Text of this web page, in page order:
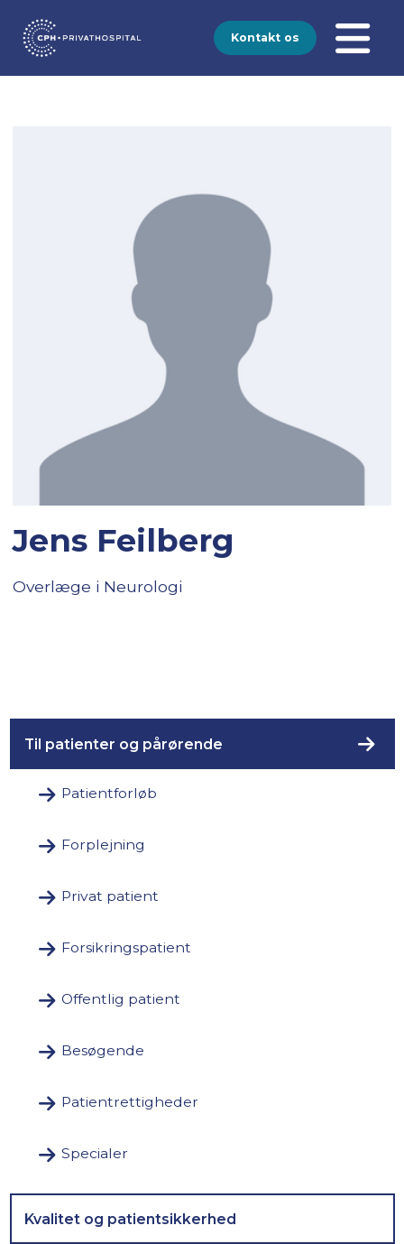
Kontakt os
Jens Feilberg
Overlæge i Neurologi
Til patienter og pårørende
Patientforløb
Forplejning
Privat patient
Forsikringspatient
Offentlig patient
Besøgende
Patientrettigheder
Specialer
Kvalitet og patientsikkerhed